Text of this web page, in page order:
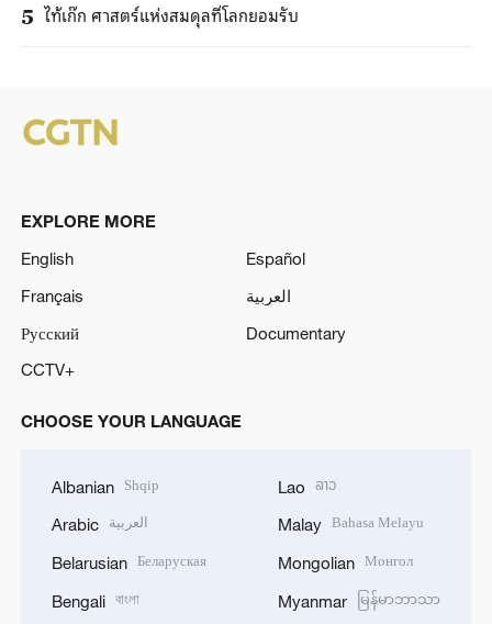
5 ไท้เก๊ก ศาสตร์แห่งสมดุลที่โลกยอมรับ
EXPLORE MORE
English
Español
Français
العربية
Русский
Documentary
CCTV+
CHOOSE YOUR LANGUAGE
Albanian Shqip
Arabic العربية
Belarusian Беларуская
Bengali বাংলা
Lao ລາວ
Malay Bahasa Melayu
Mongolian Монгол
Myanmar မြန်မာဘာသာ